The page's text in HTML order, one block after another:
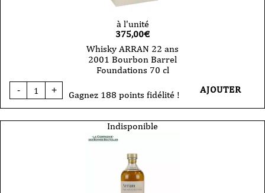
à l'unité
375,00€
Whisky ARRAN 22 ans
2001 Bourbon Barrel
Foundations 70 cl
-
quantité
de
22
+ Gagnez 188 points fidélité ! AJOUTER
Indisponible